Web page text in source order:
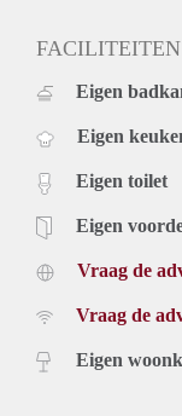
FACILITEITEN
Eigen
Eigen
Eigen toilet
Eigen
Vraag de
Vraag de
Eigen